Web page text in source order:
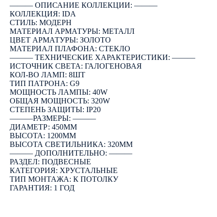
――― ОПИСАНИЕ КОЛЛЕКЦИИ: ―――
КОЛЛЕКЦИЯ: IDA
СТИЛЬ: МОДЕРН
МАТЕРИАЛ АРМАТУРЫ: МЕТАЛЛ
ЦВЕТ АРМАТУРЫ: ЗОЛОТО
МАТЕРИАЛ ПЛАФОНА: СТЕКЛО
――― ТЕХНИЧЕСКИЕ ХАРАКТЕРИСТИКИ: ―――
ИСТОЧНИК СВЕТА: ГАЛОГЕНОВАЯ
КОЛ-ВО ЛАМП: 8ШТ
ТИП ПАТРОНА: G9
МОЩНОСТЬ ЛАМПЫ: 40W
ОБЩАЯ МОЩНОСТЬ: 320W
СТЕПЕНЬ ЗАЩИТЫ: IP20
―――РАЗМЕРЫ: ―――
ДИАМЕТР: 450ММ
ВЫСОТА: 1200ММ
ВЫСОТА СВЕТИЛЬНИКА: 320ММ
――― ДОПОЛНИТЕЛЬНО: ―――
РАЗДЕЛ: ПОДВЕСНЫЕ
КАТЕГОРИЯ: ХРУСТАЛЬНЫЕ
ТИП МОНТАЖА: К ПОТОЛКУ
ГАРАНТИЯ: 1 ГОД